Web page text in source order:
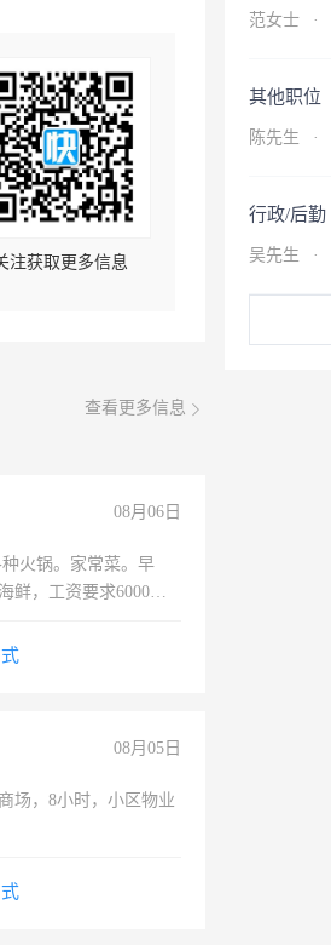
注获取更多信息
查看更多信息
08月06日
火锅。家常菜。早
鲜，工资要求6000以
08月05日
场，8小时，小区物业
范女士 ·
其他职位
陈先生 ·
行政/后勤
吴先生 ·